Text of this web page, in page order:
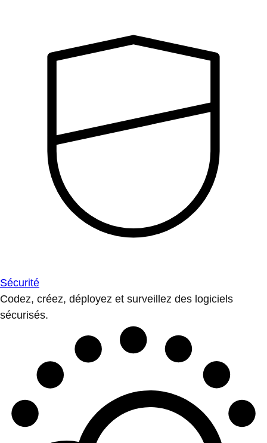
Sécurité
Codez, créez, déployez et surveillez des logiciels
sécurisés.